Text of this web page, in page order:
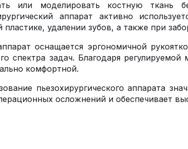
или моделировать костную
аппарат активно
пластике, удалении зубов, а также при
оснащается эргономичной
спектра задач. Благодаря
комфортной.
пьезохирургического аппарата
осложнений и обеспечивает